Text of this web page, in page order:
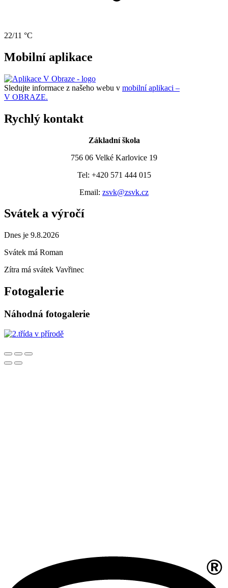
22/11 °C
Mobilní aplikace
Sledujte informace z našeho webu v mobilní aplikaci –
V OBRAZE.
Rychlý kontakt
Základní škola
756 06 Velké Karlovice 19
Tel: +420 571 444 015
Email: zsvk@zsvk.cz
Svátek a výročí
Dnes je 9.8.2026
Svátek má Roman
Zítra má svátek Vavřinec
Fotogalerie
Náhodná fotogalerie